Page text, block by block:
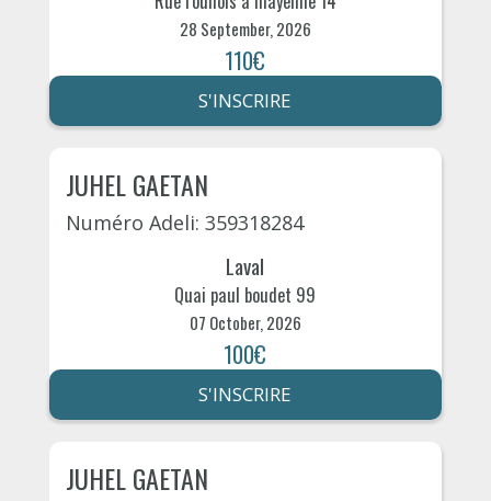
28 September, 2026
110€
S'INSCRIRE
JUHEL GAETAN
Numéro Adeli: 359318284
Laval
Quai paul boudet 99
07 October, 2026
100€
S'INSCRIRE
JUHEL GAETAN